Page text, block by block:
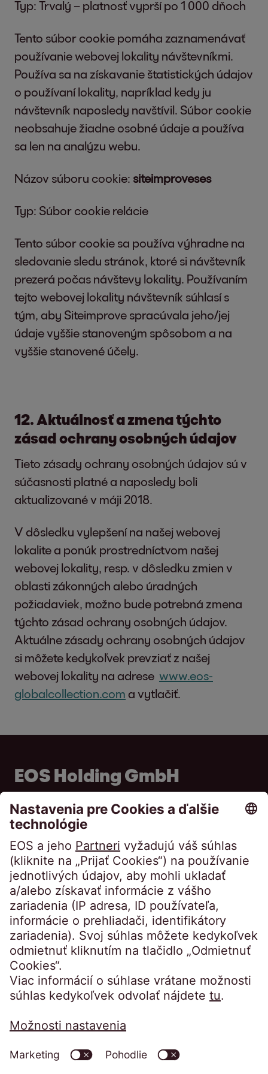
Marketingové cookiessa používajú na
poskytovanie relevantného a záujmovo
orientovaného obsahu počas vašej návštevy
našich webových stránok. Právnym
základom pre toto spracovanie údajov je čl. 6
ods. 1 veta 1 písm. a GDPR (súhlas).
Väčšina prehliadačov automaticky prijíma
prehliadač tak, aby sa cookies neukladali na
zobrazovalo upozornenie pred vytvorením
nového cookie. Úplné zakázanie cookies
však môže viesť k tomu, že nebudete môcť
využívať všetky funkcie našich webových
stránok.
Správa cookies:
prehliadač tak, aby sa cookies neukladali na
vašom počítači alebo aby sa vždy
nového cookie. Každý prehliadač sa líši v
závislosti od toho, ako sú nastavené
možnosti cookies. To je popísané v nápovede
každého prehliadača, ktorá vysvetľuje, ako
môžete zmeniť nastavenia cookies.
Postupujte podľa nižšie uvedených odkazov
v závislosti od toho, ktorý prehliadač
používate:
Microsoft Edge
Firefox
Chrome
Safari
Opera
Úplné zakázanie cookies však môže viesť k
funkcie našich webových stránok.
Používame nasledujúce cookies:
Kliknite sem pre viac informácií o jednotlivých
cookies.
dozornému orgánu. Na dozorný orgán
obvyklého pobytu, pracoviska alebo
našej centrály.
Typ: Trvalý – platnosť vyprší po 1 000 dňoch
Tento súbor cookie pomáha zaznamenávať
používanie webovej lokality návštevníkmi.
Používa sa na získavanie štatistických údajov
o používaní lokality, napríklad kedy ju
návštevník naposledy navštívil. Súbor cookie
neobsahuje žiadne osobné údaje a používa
sa len na analýzu webu.
Názov súboru cookie: siteimproveses
Typ: Súbor cookie relácie
Tento súbor cookie sa používa výhradne na
sledovanie sledu stránok, ktoré si návštevník
prezerá počas návštevy lokality. Používaním
tejto webovej lokality návštevník súhlasí s
tým, aby Siteimprove spracúvala jeho/jej
údaje vyššie stanoveným spôsobom a na
vyššie stanovené účely.
12. Aktuálnosť a zmena týchto
zásad ochrany osobných údajov
Tieto zásady ochrany osobných údajov sú v
súčasnosti platné a naposledy boli
aktualizované v máji 2018.
V dôsledku vylepšení na našej webovej
lokalite a ponúk prostredníctvom našej
webovej lokality, resp. v dôsledku zmien v
oblasti zákonných alebo úradných
požiadaviek, možno bude potrebná zmena
týchto zásad ochrany osobných údajov.
Aktuálne zásady ochrany osobných údajov
si môžete kedykoľvek prevziať z našej
webovej lokality na adrese www.eos-
globalcollection.com a vytlačiť.
EOS Holding GmbH
Steindamm 71
20099 Hamburg
Germany
crossborder@eos-solutions.com